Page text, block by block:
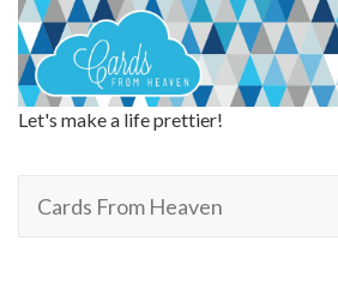
Let's make a life prettier!
Cards From Heaven